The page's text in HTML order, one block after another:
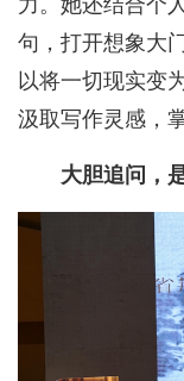
句，打开想象大
以将一切现实变
汲取写作灵感，
大胆追问，